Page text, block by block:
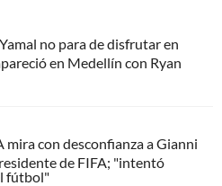
no para de disfrutar en
en Medellín con Ryan
mira con desconfianza a Gianni
de FIFA; "intentó
fútbol"